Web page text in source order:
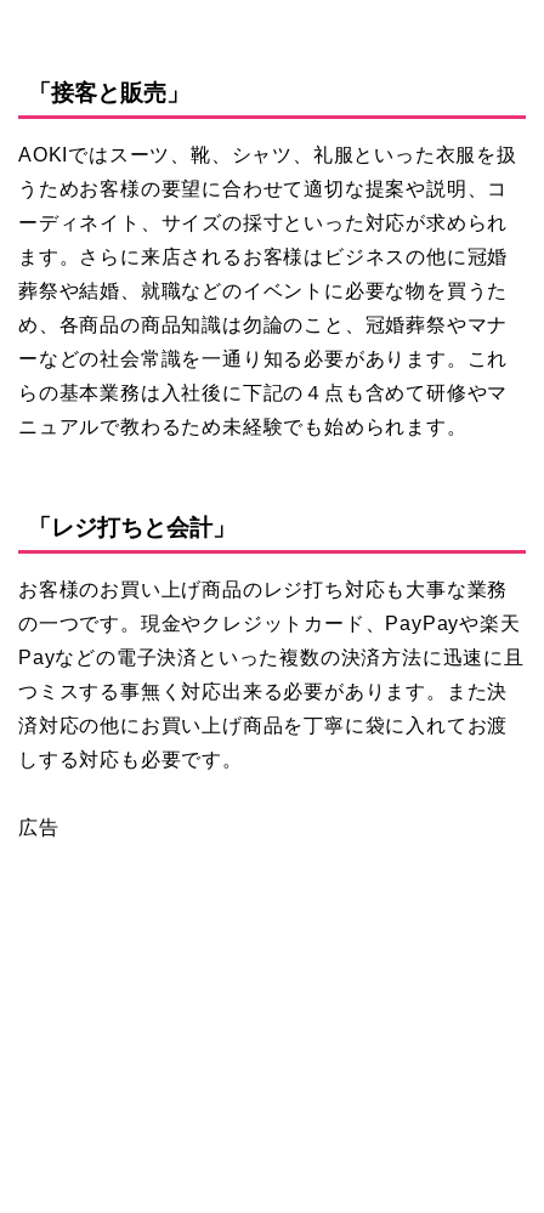
「接客と販売」
AOKIではスーツ、靴、シャツ、礼服といった衣服を扱
うためお客様の要望に合わせて適切な提案や説明、コ
ーディネイト、サイズの採寸といった対応が求められ
ます。さらに来店されるお客様はビジネスの他に冠婚
葬祭や結婚、就職などのイベントに必要な物を買うた
め、各商品の商品知識は勿論のこと、冠婚葬祭やマナ
ーなどの社会常識を一通り知る必要があります。これ
らの基本業務は入社後に下記の４点も含めて研修やマ
ニュアルで教わるため未経験でも始められます。
「レジ打ちと会計」
お客様のお買い上げ商品のレジ打ち対応も大事な業務
の一つです。現金やクレジットカード、PayPayや楽天
Payなどの電子決済といった複数の決済方法に迅速に且
つミスする事無く対応出来る必要があります。また決
済対応の他にお買い上げ商品を丁寧に袋に入れてお渡
しする対応も必要です。
広告